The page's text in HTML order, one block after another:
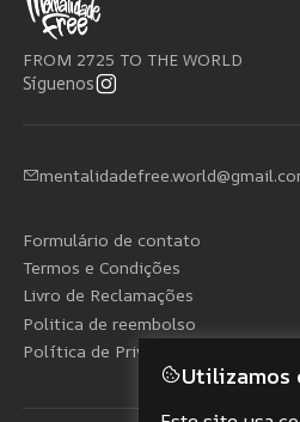
FROM 2725 TO THE WORLD
Síguenos
Formulário de contato
Termos e Condições
Livro de Reclamações
Politica de reembolso
Política de Privacidade
Utilizamos